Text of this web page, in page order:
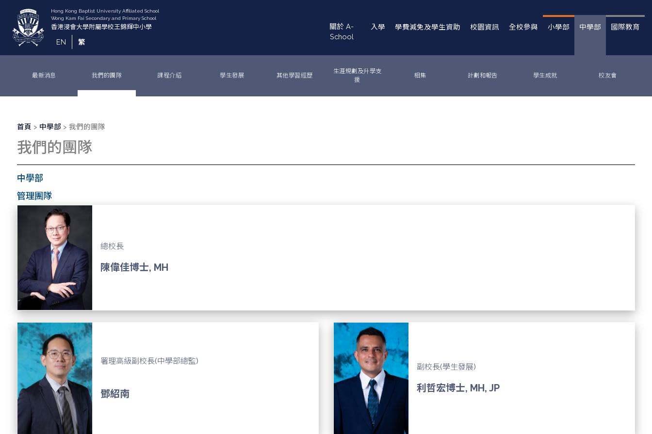
EN 繁
navigation
關於 A-
School
入學 學費減免及學生資助 校園資訊 全校參與 小學部 中學部 國際教育
最新消息 我們的團隊 課程介紹 學生發展 其他學習經歷
生涯規劃及升學支
援
相集 計劃和報告 學生成就 校友會
導
連
結
首頁 中學部 我們的團隊
我們的團隊
中學部
管理團隊
總校長
陳偉佳博士, MH
署理高級副校長(中學部總監)
鄧紹南
副校長(學生發展)
利哲宏博士, MH, JP